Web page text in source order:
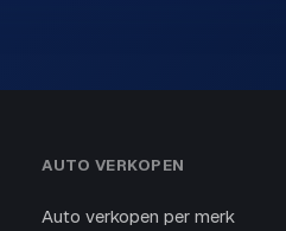
AUTO VERKOPEN
Auto verkopen per merk